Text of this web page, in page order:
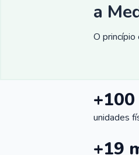
a
O
+100
unidades
+19